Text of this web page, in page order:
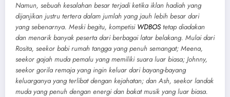
Namun, sebuah kesalahan besar terjadi ketika iklan hadiah yang
dijanjikan justru tertera dalam jumlah yang jauh lebih besar dari
yang sebenarnya. Meski begitu, kompetisi WDBOStetap diadakan
dan menarik banyak peserta dari berbagai latar belakang. Mulai dari
Rosita, seekor babi rumah tangga yang penuh semangat; Meena,
seekor gajah muda pemalu yang memiliki suara luar biasa; Johnny,
seekor gorila remaja yang ingin keluar dari bayang-bayang
keluarganya yang terlibat dengan kejahatan; dan Ash, seekor landak
muda yang penuh dengan energi dan bakat musik yang luar biasa.